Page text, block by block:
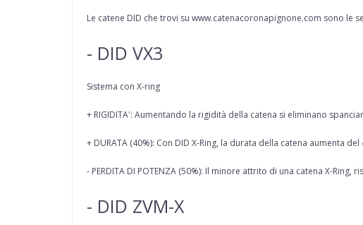
Le catene DID che trovi su www.catenacoronapignone.com sono le
- DID VX3
Sistema con X-ring
+ RIGIDITA': Aumentando la rigidità della catena si eliminano
+ DURATA (40%): Con DID X-Ring, la durata della catena aumenta
- PERDITA DI POTENZA (50%): Il minore attrito di una catena X-
- DID ZVM-X